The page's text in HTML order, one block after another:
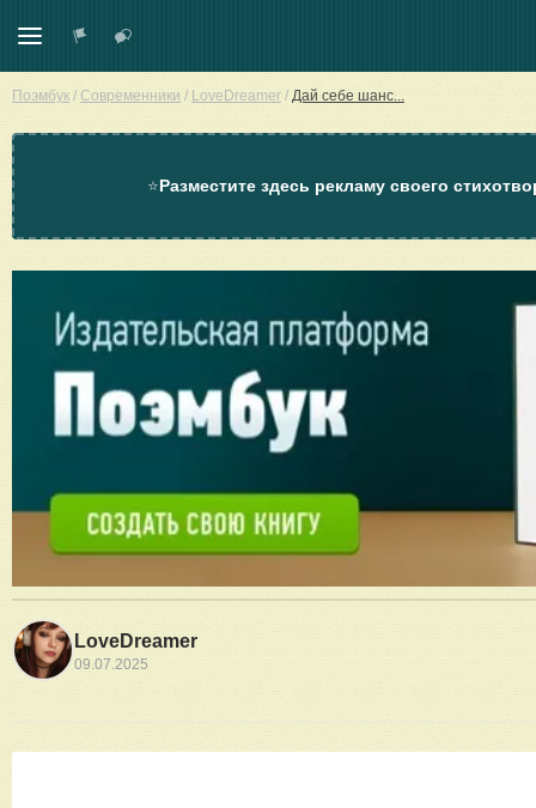
Поэмбук / Современники / LoveDreamer / Дай себе шанс...
⭐Разместите здесь рекламу своего
LoveDreamer
09.07.2025